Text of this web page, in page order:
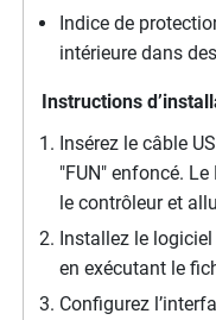
Indice de
intérieure dans
Instructions
Insérez le câble
"FUN" enfoncé.
le contrôleur et
Installez le logiciel
en exécutant le
Configurez